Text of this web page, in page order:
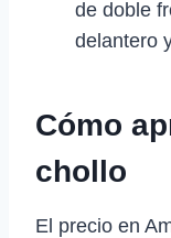
de doble
delantero
Cómo
chollo
El precio en